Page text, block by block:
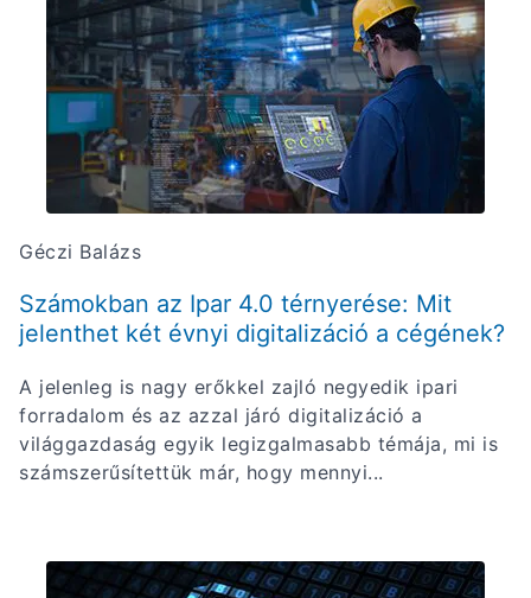
Géczi Balázs
Számokban az Ipar 4.0 térnyerése: Mit
jelenthet két évnyi digitalizáció a cégének?
A jelenleg is nagy erőkkel zajló negyedik ipari
forradalom és az azzal járó digitalizáció a
világgazdaság egyik legizgalmasabb témája, mi is
számszerűsítettük már, hogy mennyi...